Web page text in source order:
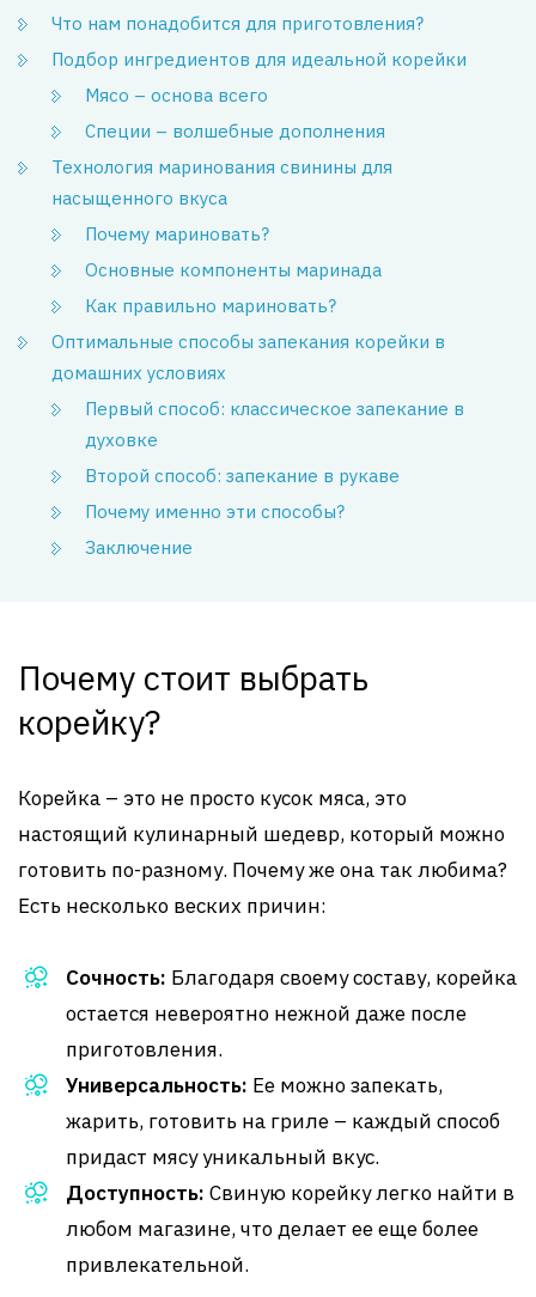
Что нам понадобится для приготовления?
Подбор ингредиентов для идеальной корейки
Мясо – основа всего
Специи – волшебные дополнения
Технология маринования свинины для
насыщенного вкуса
Почему мариновать?
Основные компоненты маринада
Как правильно мариновать?
Оптимальные способы запекания корейки в
домашних условиях
Первый способ: классическое запекание в
духовке
Второй способ: запекание в рукаве
Почему именно эти способы?
Заключение
Почему стоит выбрать
корейку?
Корейка – это не просто кусок мяса, это
настоящий кулинарный шедевр, который можно
готовить по-разному. Почему же она так любима?
Есть несколько веских причин:
Сочность: Благодаря своему составу, корейка
остается невероятно нежной даже после
приготовления.
Универсальность: Ее можно запекать,
жарить, готовить на гриле – каждый способ
придаст мясу уникальный вкус.
Доступность: Свиную корейку легко найти в
любом магазине, что делает ее еще более
привлекательной.